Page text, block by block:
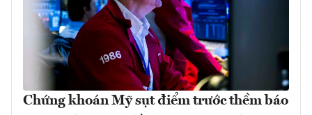
Chứng khoán Mỹ sụt điểm trước thềm báo